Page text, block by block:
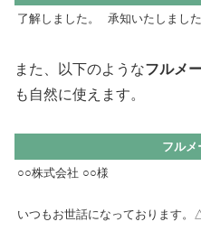
了解しました。
承知いたしまし
また、以下のようなフルメ
も自然に使えます。
フルメ
○○株式会社 ○○様
いつもお世話になっております